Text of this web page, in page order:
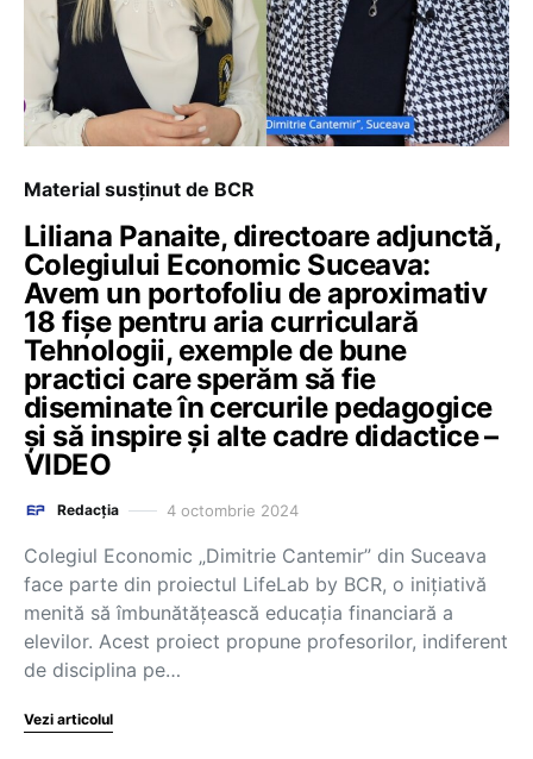
Material susținut de BCR
Liliana Panaite, directoare adjunctă,
Colegiului Economic Suceava:
Avem un portofoliu de aproximativ
18 fișe pentru aria curriculară
Tehnologii, exemple de bune
practici care sperăm să fie
diseminate în cercurile pedagogice
și să inspire și alte cadre didactice –
VIDEO
Redacția 4 octombrie 2024
Colegiul Economic „Dimitrie Cantemir” din Suceava
face parte din proiectul LifeLab by BCR, o inițiativă
menită să îmbunătățească educația financiară a
elevilor. Acest proiect propune profesorilor, indiferent
de disciplina pe…
Vezi articolul